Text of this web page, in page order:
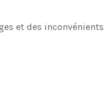
et des